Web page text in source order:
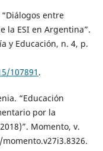
“Diálogos entre
la ESI en Argentina”.
y Educación, n. 4, p.
107891 .
“Educación
por la
Momento, v.